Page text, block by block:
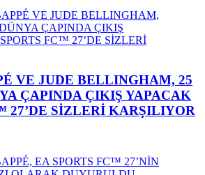
VE JUDE BELLINGHAM, 25
ÇAPINDA ÇIKIŞ YAPACAK
27’DE SİZLERİ KARŞILIYOR